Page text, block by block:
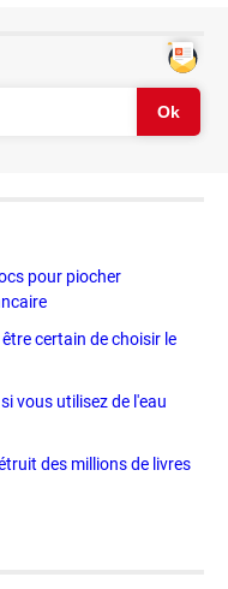
pour piocher
certain de choisir le
vous utilisez de l'eau
des millions de livres